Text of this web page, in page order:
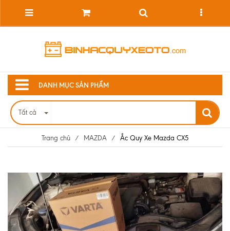
DANH MỤC SẢN PHẨM
Tất cả
Trang chủ / MAZDA / Ắc Quy Xe Mazda CX5